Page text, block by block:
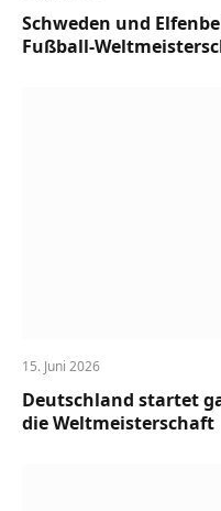
Schweden und
Fußball-
15. Juni 2026
Deutschland startet
die Weltmeisterschaft